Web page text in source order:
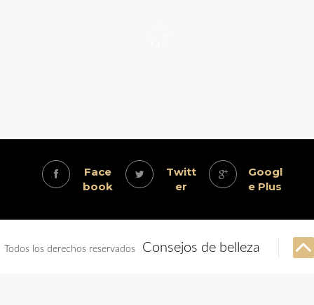
Face
book
Twitt
er
Googl
e Plus
Todos los derechos reservados Consejos de belleza